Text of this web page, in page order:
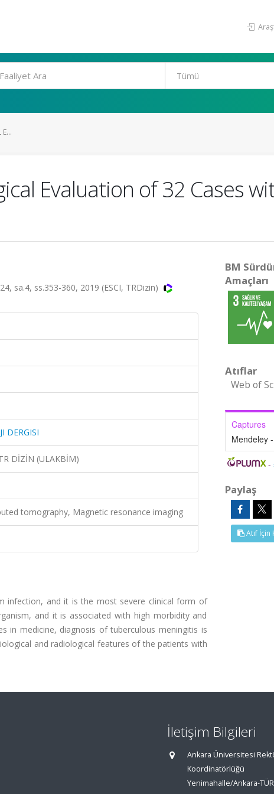
Evaluation of 32 Cases
sa.4, ss.353-360, 2019 (ESCI, TRDizin)
DERGISI
DİZİN (ULAKBİM)
tomography, Magnetic resonance imaging
infection, and it is the most severe clinical form of
and it is associated with high morbidity and
in medicine, diagnosis of tuberculous meningitis is
and radiological features of the patients with
BM
Amaçları
Atıflar
Web of
Captures
Mendeley
-
Paylaş
Atıf İçin
İletişim Bilgileri
Ankara Üniversitesi
Koordinatörlüğü
Yenimahalle/Ankara-